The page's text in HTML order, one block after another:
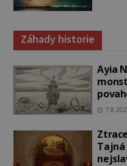
Záhady historie
Ayia